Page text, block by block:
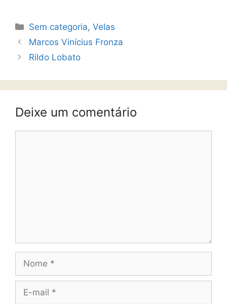
Sem categoria,Velas
Marcos Vinícius Fronza
Rildo Lobato
Deixe um comentário